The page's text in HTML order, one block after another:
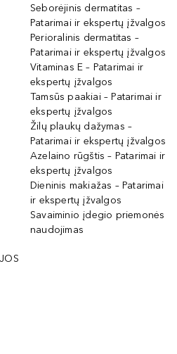
Seborėjinis dermatitas –
Patarimai ir ekspertų įžvalgos
Perioralinis dermatitas –
Patarimai ir ekspertų įžvalgos
Vitaminas E – Patarimai ir
ekspertų įžvalgos
Tamsūs paakiai – Patarimai ir
ekspertų įžvalgos
Žilų plaukų dažymas –
Patarimai ir ekspertų įžvalgos
Azelaino rūgštis – Patarimai ir
ekspertų įžvalgos
Dieninis makiažas – Patarimai
ir ekspertų įžvalgos
Savaiminio įdegio priemonės
naudojimas